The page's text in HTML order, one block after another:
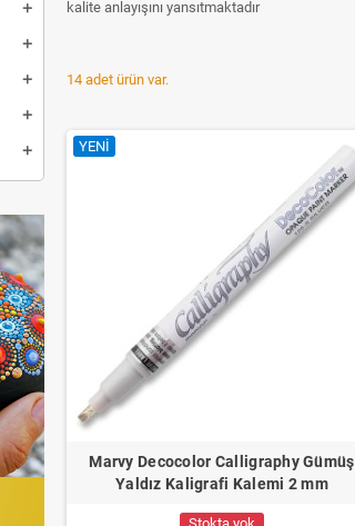
kalite anlayışını yansıtmaktadır
14 adet ürün var.
YENI
Marvy Decocolor Calligraphy Gümüş
Yaldız Kaligrafi Kalemi 2 mm